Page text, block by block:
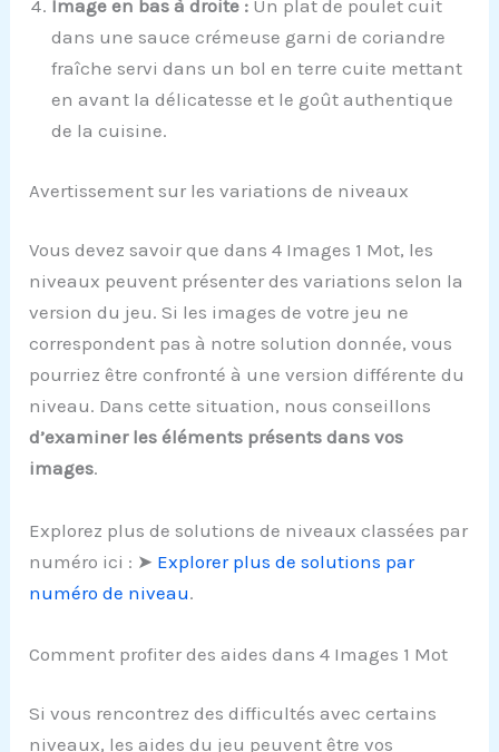
Image en bas à droite : Un plat de poulet cuit
dans une sauce crémeuse garni de coriandre
fraîche servi dans un bol en terre cuite mettant
en avant la délicatesse et le goût authentique
de la cuisine.
Avertissement sur les variations de niveaux
Vous devez savoir que dans 4 Images 1 Mot, les
niveaux peuvent présenter des variations selon la
version du jeu. Si les images de votre jeu ne
correspondent pas à notre solution donnée, vous
pourriez être confronté à une version différente du
niveau. Dans cette situation, nous conseillons
d’examiner les éléments présents dans vos
images.
Explorez plus de solutions de niveaux classées par
numéro ici : ➤ Explorer plus de solutions par
numéro de niveau.
Comment profiter des aides dans 4 Images 1 Mot
Si vous rencontrez des difficultés avec certains
niveaux, les aides du jeu peuvent être vos